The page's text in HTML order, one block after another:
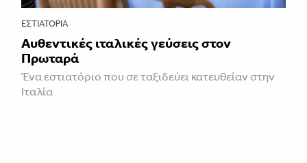
ΕΣΤΙΑΤΌΡΙΑ
Αυθεντικές ιταλικές γεύσεις στον
Πρωταρά
Ένα εστιατόριο που σε ταξιδεύει κατευθείαν στην
Ιταλία